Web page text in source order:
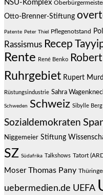
NSU-Komplex
Otto-Brenner-Stiftung
Patente Peter Thiel Pflegenotstand
Rassismus Recep
Rente René Benko
Ruhrgebiet Rupert
Rüstungsindustrie Sahra
Schweden Schweiz Sibylle Berg
Sozialdemokraten
Niggemeier Stiftung
SZ Südafrika Talkshows Tatort
Moser Thomas Pany
uebermedien.de UEFA